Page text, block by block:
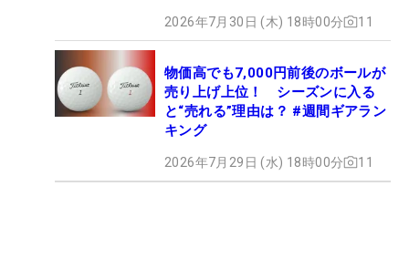
2026年7月30日 (木) 18時00分 11
物価高でも7,000円前後のボールが
売り上げ上位！ シーズンに入る
と“売れる”理由は？ #週間ギアラン
キング
2026年7月29日 (水) 18時00分 11